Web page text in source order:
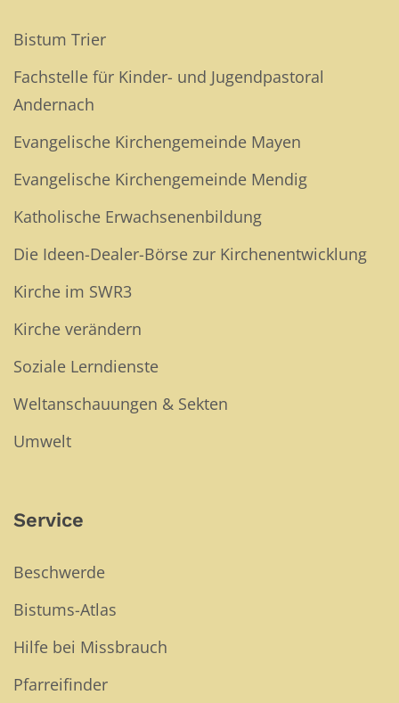
Bistum Trier
Fachstelle für Kinder- und Jugendpastoral
Andernach
Evangelische Kirchengemeinde Mayen
Evangelische Kirchengemeinde Mendig
Katholische Erwachsenenbildung
Die Ideen-Dealer-Börse zur Kirchenentwicklung
Kirche im SWR3
Kirche verändern
Soziale Lerndienste
Weltanschauungen & Sekten
Umwelt
Service
Beschwerde
Bistums-Atlas
Hilfe bei Missbrauch
Pfarreifinder